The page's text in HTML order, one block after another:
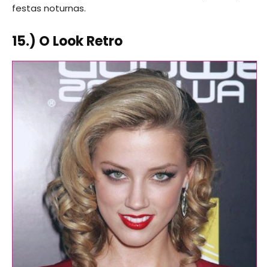
festas noturnas.
15.) O Look Retro